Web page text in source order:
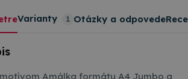
Varianty 1 Otázky a odpovede
Amálka formátu A4 Jumbo a